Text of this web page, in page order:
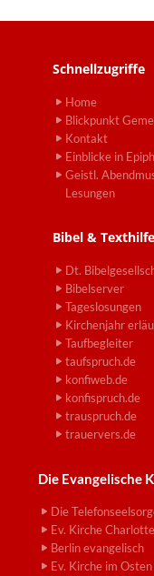
Schnellzugriffe
Home
Blickpunkt
Kontakt
Einblicke in
Geistl.
Lesungen
Bibel &
Dt.
Bibelserver
Tageslosungen
Kirchenjahr
Taufbegleiter
taufspruch.de
konfiweb.de
konfispruch.de
trauspruch.de
trauervers.de
Die Evangelische
Die
Ev. Kirche
Berlin evangelisch
Ev. Kirche im